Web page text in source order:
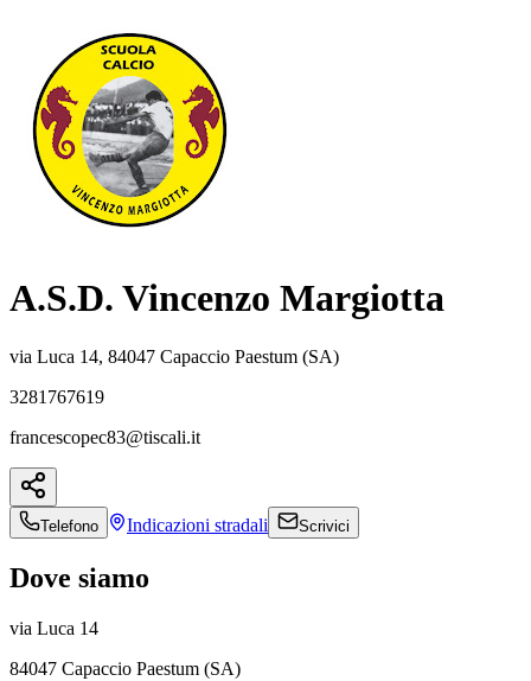
A.S.D. Vincenzo Margiotta
via Luca 14, 84047 Capaccio Paestum (SA)
3281767619
francescopec83@tiscali.it
Telefono Indicazioni stradali Scrivici
Dove siamo
via Luca 14
84047 Capaccio Paestum (SA)